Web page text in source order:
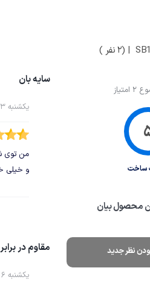
| (2 نفر )
ساخت
محصول بیان
نظر جدید
سایه بان
یکشنبه 23 آذر 1399
من توی
و خیلی
مقاوم در
یکشنبه 6 تیر 1400